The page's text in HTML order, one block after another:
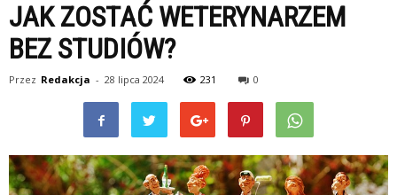
JAK ZOSTAĆ WETERYNARZEM
BEZ STUDIÓW?
Przez Redakcja - 28 lipca 2024 231 0